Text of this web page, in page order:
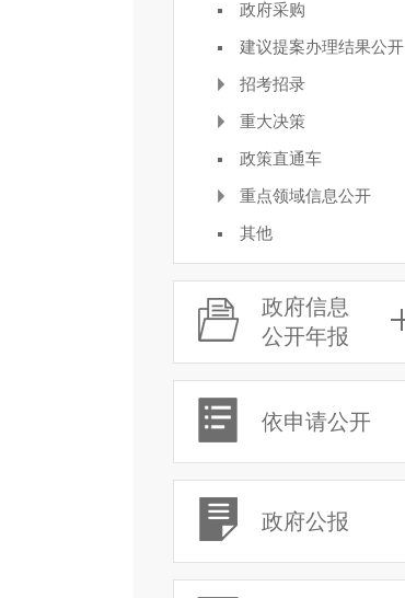
政府采购
建议提案办理结果公开
招考招录
重大决策
政策直通车
重点领域信息公开
其他
政府信息
公开年报
依申请公开
政府公报